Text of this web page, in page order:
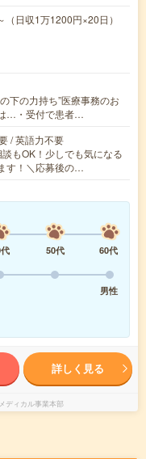
日収1万1200円×20日）
下の力持ち”医療事務のお
…・受付で患者…
/ 英語力不要
もOK！少しでも気になる
す！＼応募後の…
50代
60代
男性
詳しく見る
ディカル事業本部